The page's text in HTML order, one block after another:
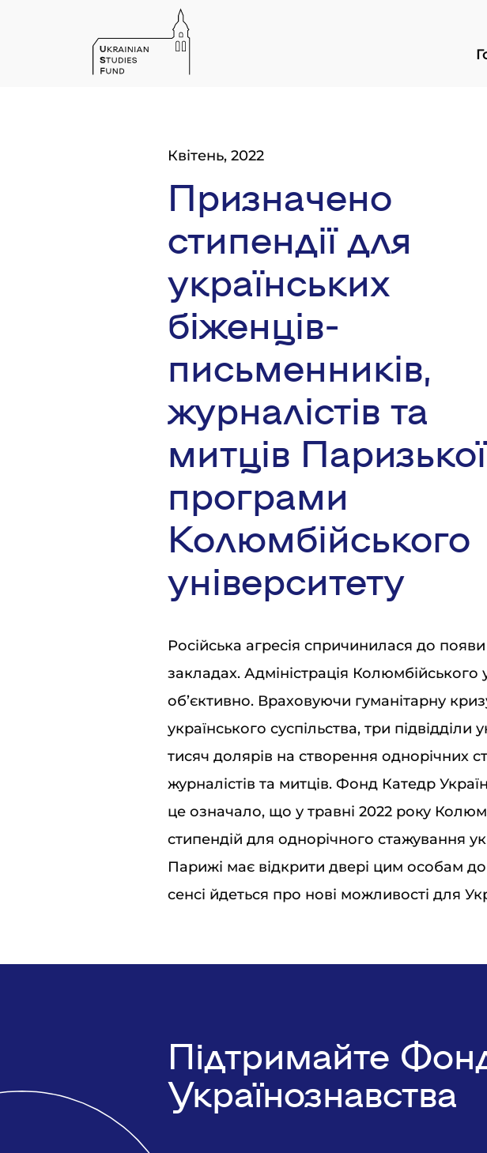
Квітень, 2022
Призначено
стипендії для
українських
біженців-
письменників,
журналістів та
митців Паризької
програми
Колюмбійського
університету
Російська агресія спричинилася до
закладах. Адміністрація Колюмбійського
об’єктивно. Враховуючи гуманітарну
українського суспільства, три
тисяч долярів на створення однорічних
журналістів та митців. Фонд Катедр
це означало, що у травні 2022 року
стипендій для однорічного стажування
Парижі має відкрити двері цим особам
сенсі йдеться про нові можливості для
Підтримайте
Українознавства